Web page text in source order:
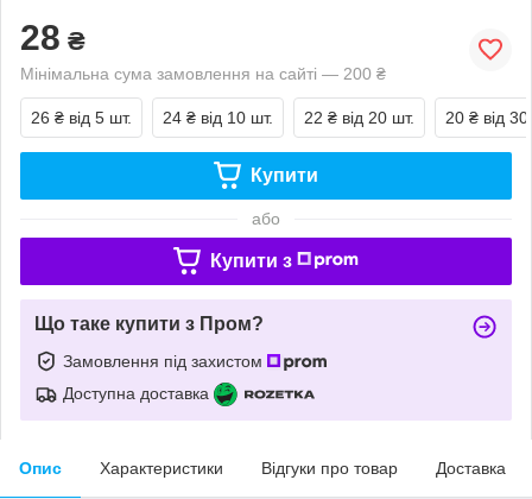
28 ₴
Мінімальна сума замовлення на сайті — 200 ₴
26 ₴ від 5 шт. 24 ₴ від 10 шт. 22 ₴ від 20 шт. 20 ₴ від
Купити
або
Купити з
Що таке купити з Пром?
Замовлення під захистом
Доступна доставка
Опис Характеристики Відгуки про товар Доставка